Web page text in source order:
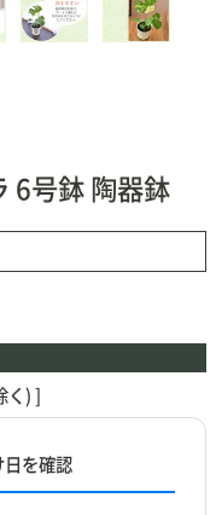
6号鉢 陶器鉢
く)
を確認